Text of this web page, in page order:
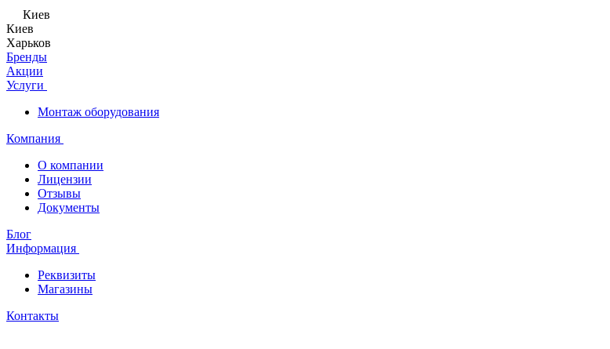
Киев
Киев
Харьков
Бренды
Акции
Услуги
Монтаж оборудования
Компания
О компании
Лицензии
Отзывы
Документы
Блог
Информация
Реквизиты
Магазины
Контакты